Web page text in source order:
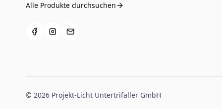
Alle Produkte durchsuchen
© 2026 Projekt-Licht Untertrifaller GmbH